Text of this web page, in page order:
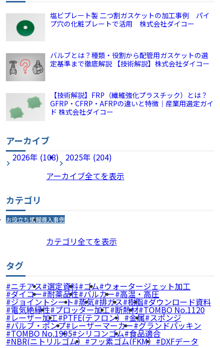
塩ビプレート製 二つ割ガスケットの加工事例 パイ
プ穴の化粧プレートで活用 株式会社ダイコー
バルブとは？種類・役割から配管用ガスケットの選
定基準まで徹底解説 【技術解説】株式会社ダイコー
【技術解説】FRP（繊維強化プラスチック）とは？
GFRP・CFRP・AFRPの違いと特徴｜産業用選定ガイ
ド 株式会社ダイコー
アーカイブ
2026年 (108)
2025年 (204)
アーカイブ全てを表示
カテゴリ
お役立ち情報導入事例
カテゴリ全てを表示
タグ
ニチアス 選定資料 ゴム ウォータージェット加工
ダイコー 耐薬品性 バルカー 高温・高圧
ジョイントシート 蒸気 排ガス 樹脂 ダウンロード資料
電気絶縁性 プロッター加工 断熱材 TOMBO No.1120
レーザー加工 PTFE(テフロン） 金属 スポンジ
バルブ・ポンプ レーザーマーカー グランドパッキン
TOMBO No.1995 シリコンゴム 食品適合
NBR(ニトリルゴム） フッ素ゴム(FKM） DXFデータ